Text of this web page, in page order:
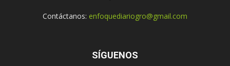
Contáctanos: enfoquediariogro@gmail.com
SÍGUENOS